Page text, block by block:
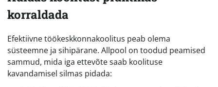
korraldada
Efektiivne töökeskkonnakoolitus peab olema
süsteemne ja sihipärane. Allpool on toodud peamised
sammud, mida iga ettevõte saab koolituse
kavandamisel silmas pidada: